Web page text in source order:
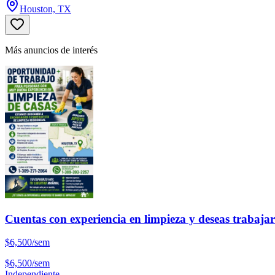
Houston, TX
Más anuncios de interés
Cuentas con experiencia en limpieza y deseas
$6,500/sem
$6,500/sem